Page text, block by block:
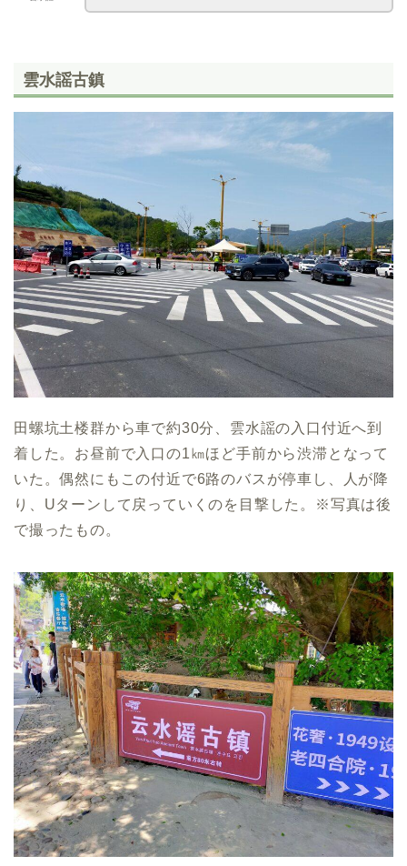
雲水謡古鎮
田螺坑土楼群から車で約30分、雲水謡の入口付近へ到
着した。お昼前で入口の1㎞ほど手前から渋滞となって
いた。偶然にもこの付近で6路のバスが停車し、人が降
り、Uターンして戻っていくのを目撃した。※写真は後
で撮ったもの。